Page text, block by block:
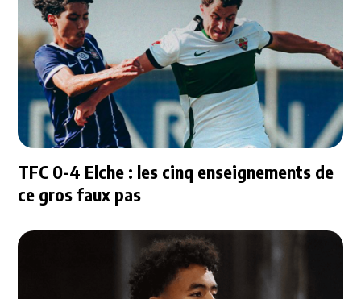
TFC 0-4 Elche : les cinq enseignements de
ce gros faux pas